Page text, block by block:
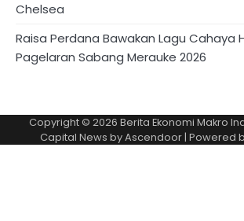
Chelsea
Raisa Perdana Bawakan Lagu Cahaya
Pagelaran Sabang Merauke 2026
Copyright © 2026 Berita Ekonomi Makro
Capital News byAscendoor| Powered